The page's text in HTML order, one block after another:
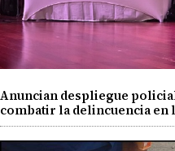
Anuncian despliegue
combatir la delincuencia en